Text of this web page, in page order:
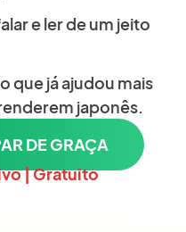
e ler de um jeito
que já ajudou mais
japonês.
DE GRAÇA
| Gratuito